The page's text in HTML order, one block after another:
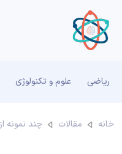
ریاضی علوم و تکنولوژی
خانه مقالات چند نمونه